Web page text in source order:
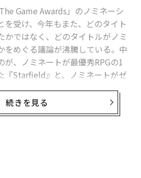
Game Awards」のノミネーシ
を受け、今年もまた、どのタイト
かではなく、どのタイトルがノミ
をめぐる議論が沸騰している。中
が、ノミネートが最優秀RPGの1
『Starfield』と、ノミネートがゼ
・レガシー』だ。
れぞれ異なるが、1つの記事で両
続きを見る